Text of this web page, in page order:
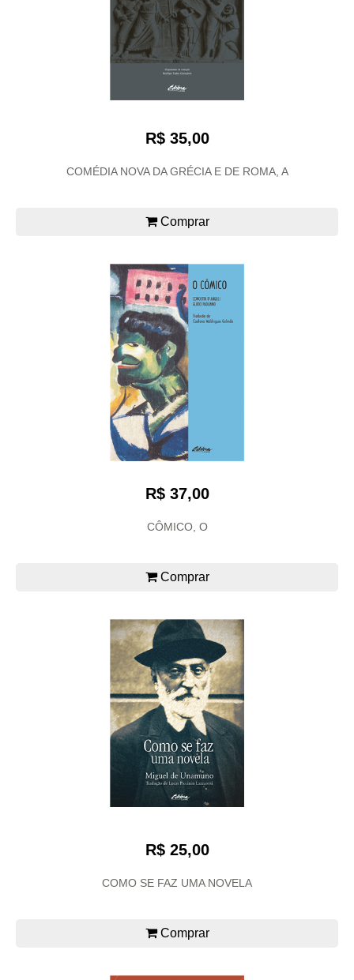
R$ 35,00
COMÉDIA NOVA DA GRÉCIA E DE ROMA, A
Comprar
R$ 37,00
CÔMICO, O
Comprar
R$ 25,00
COMO SE FAZ UMA NOVELA
Comprar